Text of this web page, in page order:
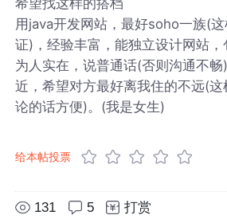
用java开发网站，最好soho一族(
证)，经验丰富，能独立设计网站，
为人实在，说普通话(否则沟通不
近，希望对方最好离我住的不远(
论的话方便)。(我是女生)
给本帖投票
131 5 打赏